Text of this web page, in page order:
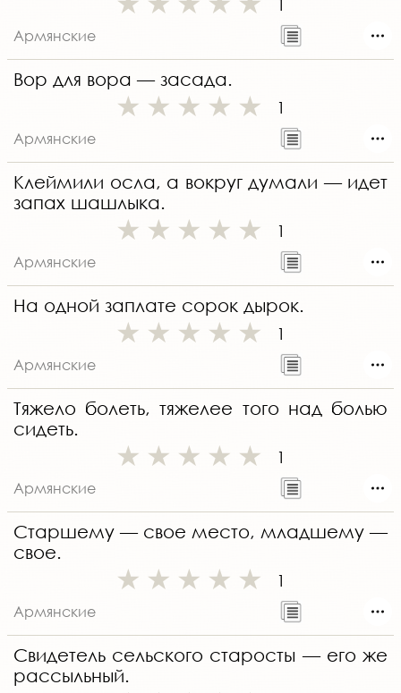
1
Армянские
Вор для вора — засада.
1
Армянские
Клеймили осла, а вокруг думали — идет
запах шашлыка.
1
Армянские
На одной заплате сорок дырок.
1
Армянские
Тяжело болеть, тяжелее того над болью
сидеть.
1
Армянские
Старшему — свое место, младшему —
свое.
1
Армянские
Свидетель сельского старосты — его же
рассыльный.